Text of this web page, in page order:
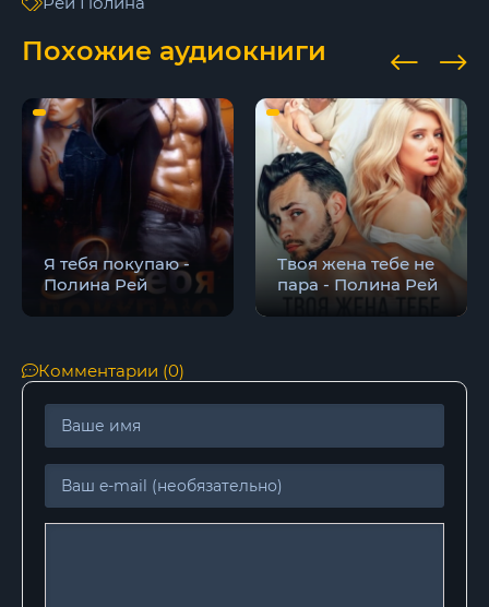
Похожие аудиокниги
Я тебя покупаю -
Полина Рей
Твоя жена тебе не
пара - Полина Рей
Комментарии (0)